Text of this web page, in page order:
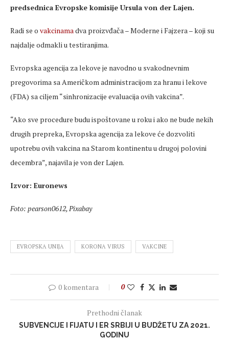
predsednica Evropske komisije Ursula von der Lajen.
Radi se o vakcinamadva proizvđača – Moderne i Fajzera – koji su
najdalje odmakli u testiranjima.
Evropska agencija za lekove je navodno u svakodnevnim
pregovorima sa Američkom administracijom za hranu i lekove
(FDA) sa ciljem “sinhronizacije evaluacija ovih vakcina”.
“Ako sve procedure budu ispoštovane u roku i ako ne bude nekih
drugih prepreka, Evropska agencija za lekove će dozvoliti
upotrebu ovih vakcina na Starom kontinentu u drugoj polovini
decembra”, najavila je von der Lajen.
Izvor: Euronews
Foto: pearson0612, Pixabay
EVROPSKA UNIJA KORONA VIRUS VAKCINE
0 komentara 0
Prethodni članak
SUBVENCIJE I FIJATU I ER SRBIJI U BUDŽETU ZA 2021.
GODINU